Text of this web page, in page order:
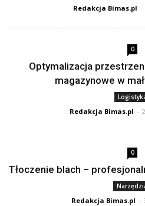
Redakcja Bimas.pl -
0
Optymalizacja
magazynowe w
Redakcja Bimas.pl -
0
Tłoczenie blach –
Redakcja Bimas.pl -